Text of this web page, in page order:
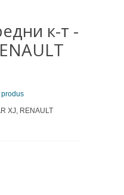
к-т -
XJ, RENAULT